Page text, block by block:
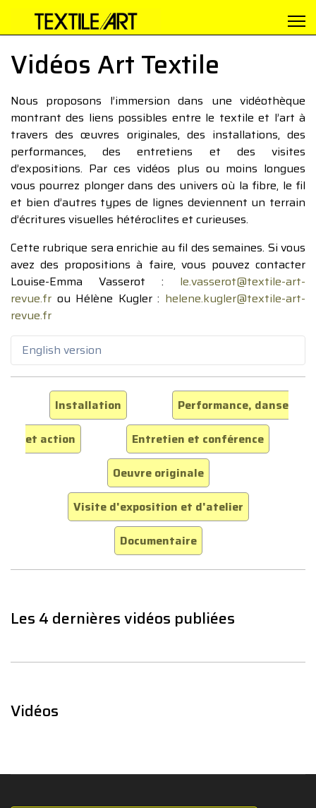
Vidéos Art Textile
Nous proposons l’immersion dans une vidéothèque
montrant des liens possibles entre le textile et l’art à
travers des œuvres originales, des installations, des
performances, des entretiens et des visites
d’expositions. Par ces vidéos plus ou moins longues
vous pourrez plonger dans des univers où la fibre, le fil
et bien d’autres types de lignes deviennent un terrain
d’écritures visuelles hétéroclites et curieuses.
Cette rubrique sera enrichie au fil des semaines. Si vous
avez des propositions à faire, vous pouvez contacter
Louise-Emma Vasserot : le.vasserot@textile-art-
revue.fr ou Hélène Kugler : helene.kugler@textile-art-
revue.fr
English version
Installation
Performance, danse
et action
Entretien et conférence
Oeuvre originale
Visite d'exposition et d'atelier
Documentaire
Les 4 dernières vidéos publiées
Vidéos